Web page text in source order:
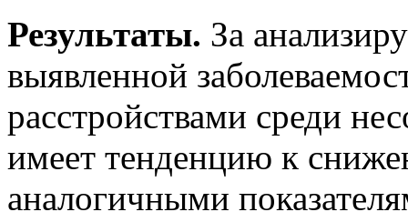
Результаты. За
выявленной
расстройствами среди
имеет тенденцию к
аналогичными